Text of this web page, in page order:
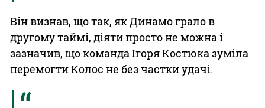
Він визнав, що так, як Динамо грало в
другому таймі, діяти просто не можна і
зазначив, що команда Ігоря Костюка зуміла
перемогти Колос не без частки удачі.